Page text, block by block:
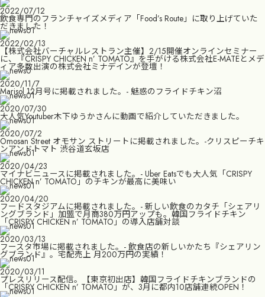
2022/07/12
飲食専門のフランチャイズメディア「Food’s Route」に取り上げていた
だきました！
2022/02/13
【株式会社バーチャルレストラン主催】2/15開催オンラインセミナー
に、『CRISPY CHICKEN n’ TOMATO』を手がける株式会社E-MATEとメデ
ィア多数出演の株式会社ミナデインが登壇！
2020/11/7
Marisol 12月号に掲載されました。- 魅惑のフライドチキン沼
2020/07/30
大人気Youtuber木下ゆうかさんに動画で紹介していただきました。
2020/07/2
Omosan Street オモサン ストリートに掲載されました。-クリスピーチキ
ンアンドトマト 渋谷道玄坂店
2020/04/23
マイナビニュースに掲載されました。- Uber Eatsでも大人気「CRISPY
CHICKEN n’ TOMATO」のチキンが最高に美味い
2020/04/20
フードスタジアムに掲載されました。- 新しい飲食のカタチ「シェアリ
ングブランド」加盟で月商380万円アップも。韓国フライドチキン
「CRISPY CHICKEN n’ TOMATO」の導入店舗対談
2020/03/13
フースタ市場に掲載されました。- 飲食店の新しいかたち『シェアリン
グブランド』。宅配売上 月200万円の実績！
2020/03/11
プレスリリース配信。【東京初出店】韓国フライドチキンブランドの
「CRISPY CHICKEN n’ TOMATO」が、3月に都内10店舗連続OPEN！